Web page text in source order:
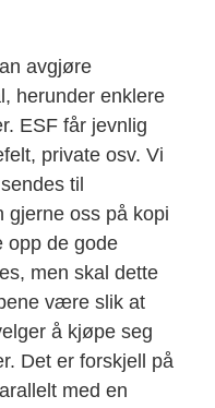
avgjøre
herunder enklere
ESF får jevnlig
private osv. Vi
til
gjerne oss på kopi
opp de gode
men skal dette
være slik at
å kjøpe seg
Det er forskjell på
med en